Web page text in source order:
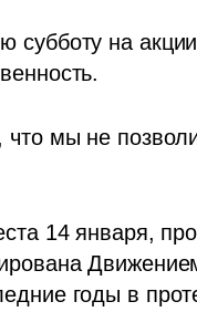
на
мы не
14 января,
годы в